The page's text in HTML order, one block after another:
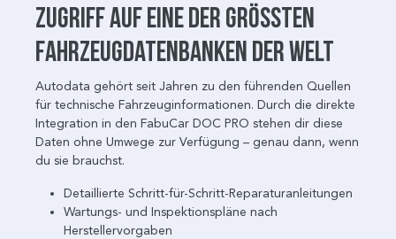
Zugriff auf eine der größten
Fahrzeugdatenbanken der Welt
Autodata gehört seit Jahren zu den führenden Quellen
für technische Fahrzeuginformationen. Durch die direkte
Integration in den FabuCar DOC PRO stehen dir diese
Daten ohne Umwege zur Verfügung – genau dann, wenn
du sie brauchst.
Detaillierte Schritt-für-Schritt-Reparaturanleitungen
Wartungs- und Inspektionspläne nach
Herstellervorgaben